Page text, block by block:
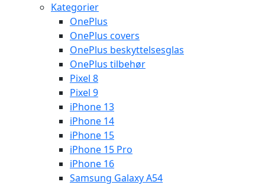
Kategorier
OnePlus
OnePlus covers
OnePlus beskyttelsesglas
OnePlus tilbehør
Pixel 8
Pixel 9
iPhone 13
iPhone 14
iPhone 15
iPhone 15 Pro
iPhone 16
Samsung Galaxy A54